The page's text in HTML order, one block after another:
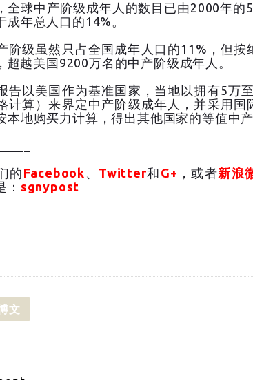
全球中产阶级成年人的数目已由2000年的
成年总人口的14%。
阶级虽然只占全国成年人口的11%，但按
超越美国9200万名的中产阶级成年人。
告以美国作为基准国家，当地以拥有5万
计算）来界定中产阶级成年人，并采用国
本地购买力计算，得出其他国家的等值中
的 Facebook 、 Twitter和 G+ ，或者新浪
： sgnypost
文